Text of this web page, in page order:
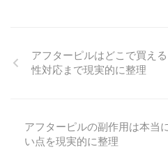
アフターピルはどこで買え
性対応まで現実的に整理
アフターピルの副作用は本当
い点を現実的に整理